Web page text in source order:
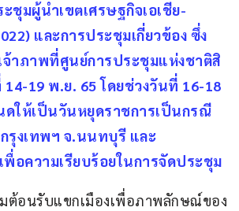
ชุมผู้นำเขตเศรษฐกิจเอเชีย-
และการประชุมเกี่ยวข้อง ซึ่ง
จ้าภาพที่ศูนย์การประชุมแห่งชาติสิ
19 พ.ย. 65 โดยช่วงวันที่ 16-18
ดให้เป็นวันหยุดราชการเป็นกรณี
รุงเทพฯ จ.นนทบุรี และ
พื่อความเรียบร้อยในการจัดประชุม
ต้อนรับแขกเมืองเพื่อภาพลักษณ์ของ